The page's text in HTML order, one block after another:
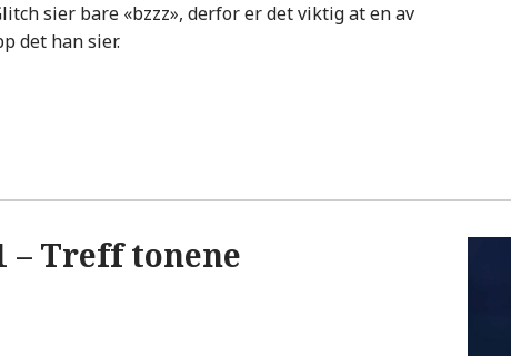
sier bare «bzzz», derfor er det viktig at en av
det han sier.
– Treff tonene